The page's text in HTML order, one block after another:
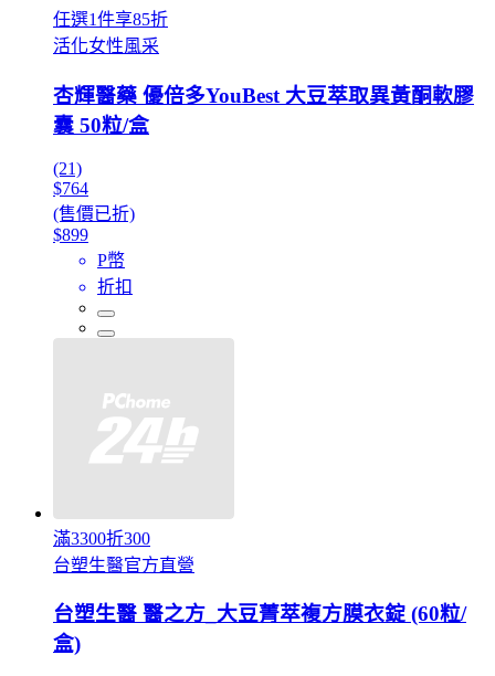
任選1件享85折
活化女性風采
杏輝醫藥 優倍多YouBest 大豆萃取異黃酮軟膠
囊 50粒/盒
(21)
$764
(售價已折)
$899
P幣
折扣
滿3300折300
台塑生醫官方直營
台塑生醫 醫之方_大豆菁萃複方膜衣錠 (60粒/
盒)